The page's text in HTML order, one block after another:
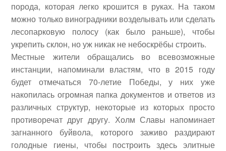
порода, которая легко крошится в руках. На таком
можно только виноградники возделывать или сделать
лесопарковую полосу (как было раньше), чтобы
укрепить склон, но уж никак не небоскрёбы строить.
Местные жители обращались во всевозможные
инстанции, напоминали властям, что в 2015 году
будет отмечаться 70-летие Победы, у них уже
накопилась огромная папка документов и ответов из
различных структур, некоторые из которых просто
противоречат друг другу. Холм Славы напоминает
загнанного буйвола, которого заживо раздирают
голодные гиены, чтобы построить здесь элитные